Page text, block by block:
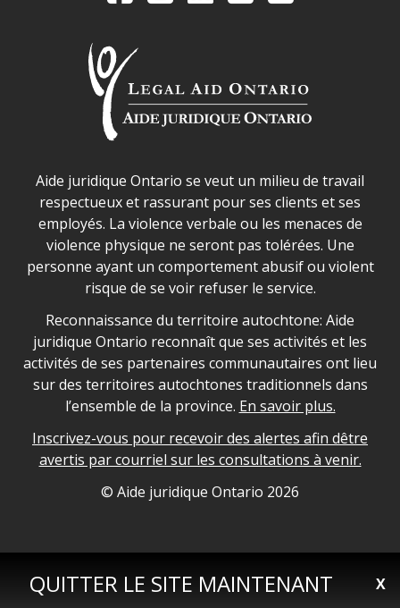
QUITTER LE SITE MAINTENANT X
Déclaration sur la sécurité dans les locaux d'AJO.
Aide juridique Ontario se veut un milieu de travail
respectueux et rassurant pour ses clients et ses
employés. La violence verbale ou les menaces de
violence physique ne seront pas tolérées. Une
personne ayant un comportement abusif ou violent
risque de se voir refuser le service.
Legal Aid Ontario land acknowledgement
Reconnaissance du territoire autochtone: Aide
juridique Ontario reconnaît que ses activités et les
activités de ses partenaires communautaires ont lieu
sur des territoires autochtones traditionnels dans
l’ensemble de la province. En savoir plus.
Inscrivez-vous pour recevoir des alertes afin dêtre
avertis par courriel sur les consultations à venir.
Legal Aid Ontario copyright information
© Aide juridique Ontario 2026